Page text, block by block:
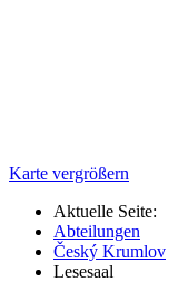
Karte vergrößern
Aktuelle Seite:
Abteilungen
Český Krumlov
Lesesaal